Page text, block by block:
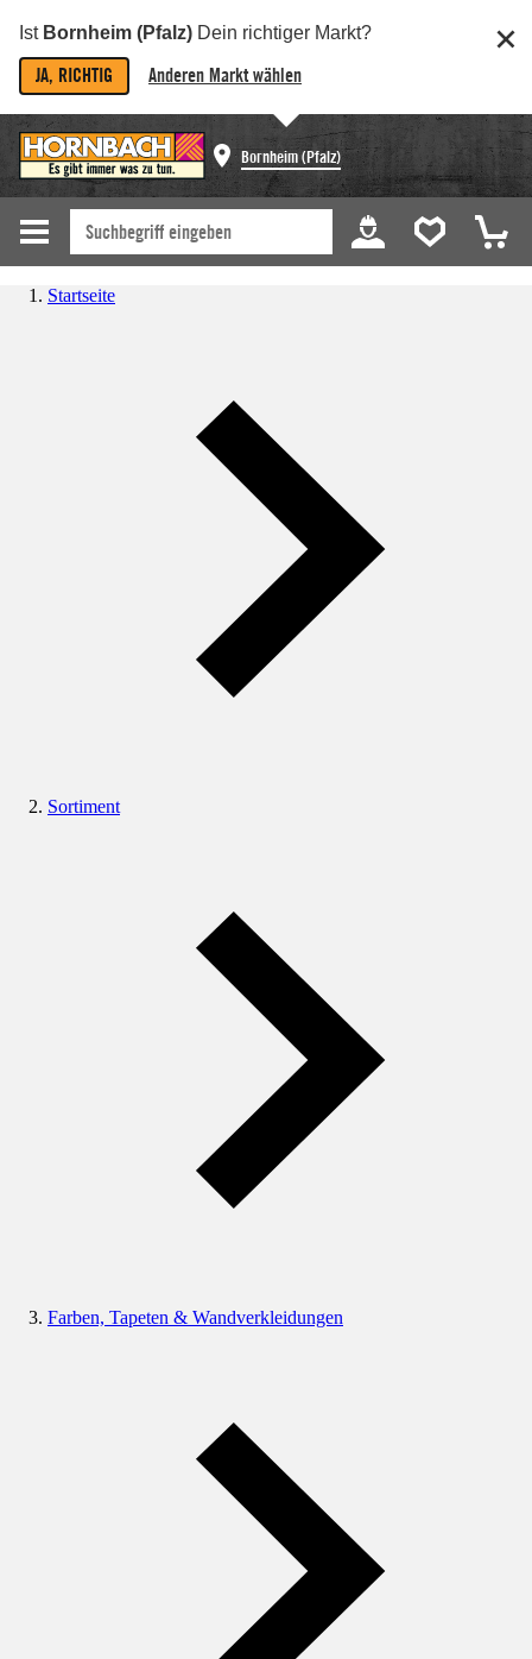
Ist Bornheim (Pfalz) Dein richtiger Markt?
JA, RICHTIG Anderen Markt wählen
Bornheim (Pfalz)
Startseite
Sortiment
Farben, Tapeten & Wandverkleidungen